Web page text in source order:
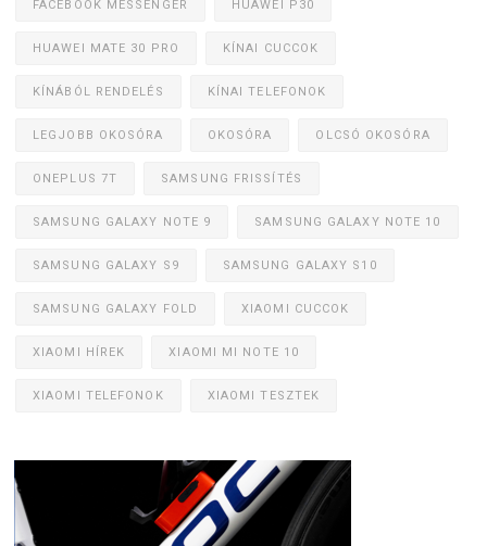
FACEBOOK MESSENGER HUAWEI P30
HUAWEI MATE 30 PRO KÍNAI CUCCOK
KÍNÁBÓL RENDELÉS KÍNAI TELEFONOK
LEGJOBB OKOSÓRA OKOSÓRA OLCSÓ OKOSÓRA
ONEPLUS 7T SAMSUNG FRISSÍTÉS
SAMSUNG GALAXY NOTE 9 SAMSUNG GALAXY NOTE 10
SAMSUNG GALAXY S9 SAMSUNG GALAXY S10
SAMSUNG GALAXY FOLD XIAOMI CUCCOK
XIAOMI HÍREK XIAOMI MI NOTE 10
XIAOMI TELEFONOK XIAOMI TESZTEK